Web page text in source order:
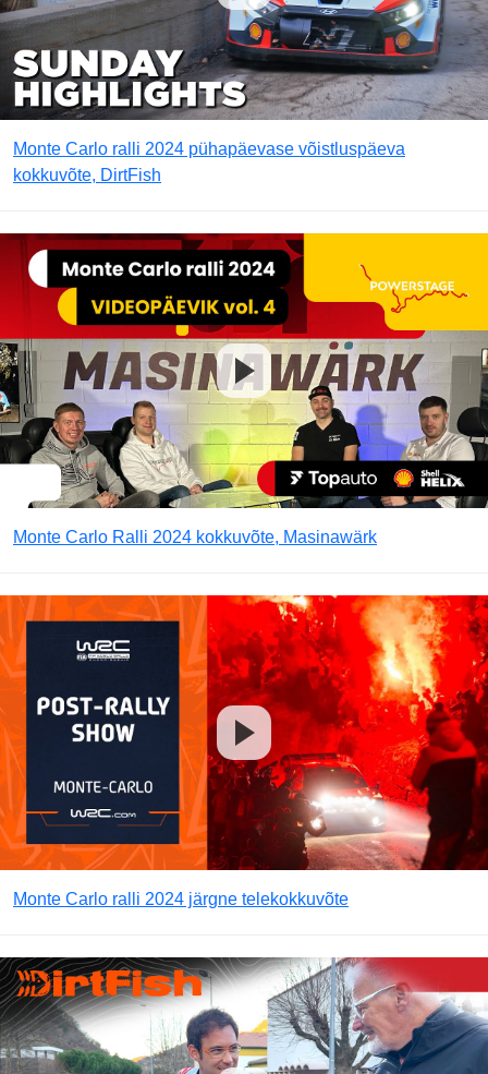
Monte Carlo ralli 2024 pühapäevase võistluspäeva
kokkuvõte, DirtFish
Monte Carlo Ralli 2024 kokkuvõte, Masinawärk
Monte Carlo ralli 2024 järgne telekokkuvõte